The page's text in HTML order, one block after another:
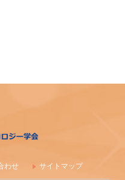
的支援のための研修会
わせ サイトマップ